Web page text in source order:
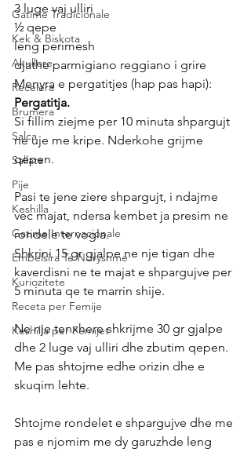
Gatime Tradicionale
Kek & Biskota
Akullore
Recelera
Brumera
Salca
Sallata
Pije
Keshilla
Gatime Internacionale
Embelsira Te Ndryshme
Kuriozitete
Receta per Femije
Keshilla per Femijet
3 luge vaj ulliri
½ qepe
leng perimesh
djathe parmigiano reggiano i grire
Menyra e pergatitjes (hap pas hapi):
Pergatitja.
Si fillim ziejme per 10 minuta shpargujt
ne uje me kripe. Nderkohe grijme
qepen.
Pasi te jene ziere shpargujt, i ndajme
vec majat, ndersa kembet ja presim ne
rondele te vogla.
Shkrini 15 gr gjalpe ne nje tigan dhe
kaverdisni ne te majat e shpargujve per
5 minuta qe te marrin shije.
Ne nje tenxhere shkrijme 30 gr gjalpe
dhe 2 luge vaj ulliri dhe zbutim qepen.
Me pas shtojme edhe orizin dhe e
skuqim lehte.
Shtojme rondelet e shpargujve dhe me
pas e njomim me dy garuzhde leng